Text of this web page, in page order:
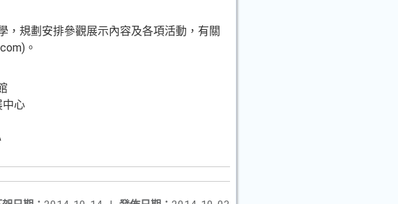
，規劃安排參觀展示內容及各項活動，有關
。
中心